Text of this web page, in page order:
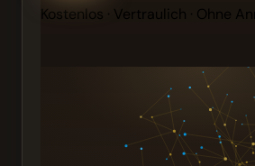
Kostenlos · Vertraulich · Ohne